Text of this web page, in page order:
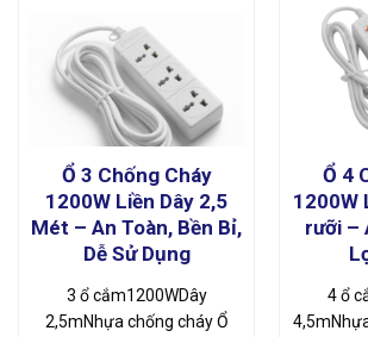
Ổ 3 Chống Cháy
1200W Liền Dây 2,5
Mét – An Toàn, Bền Bỉ,
Dễ Sử Dụng
3 ổ cắm1200WDây
2,5mNhựa chống cháy Ổ
Ổ 4
1200W
rưỡi –
4 ổ